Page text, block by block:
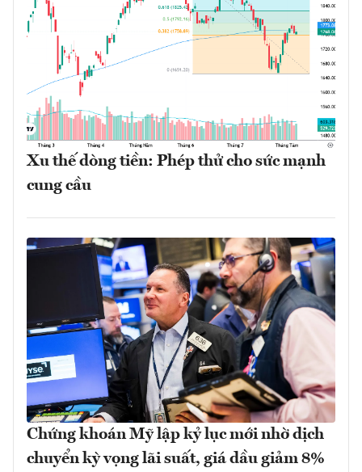
Xu thế dòng tiền: Phép thử cho sức mạnh
cung cầu
Chứng khoán Mỹ lập kỷ lục mới nhờ dịch
chuyển kỳ vọng lãi suất, giá dầu giảm 8%